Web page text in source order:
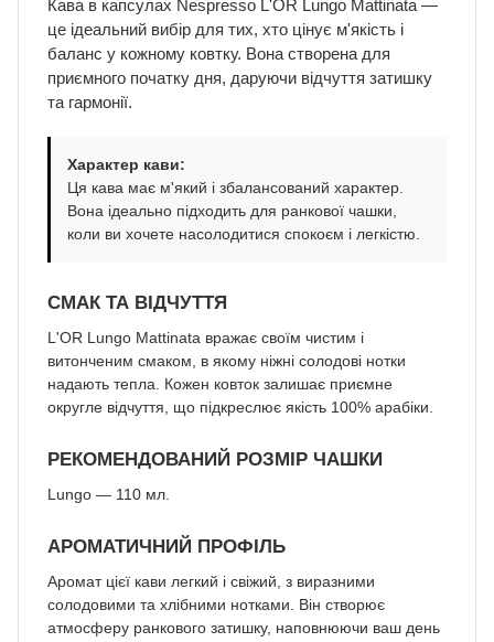
Кава в капсулах Nespresso L'OR Lungo Mattinata —
це ідеальний вибір для тих, хто цінує м'якість і
баланс у кожному ковтку. Вона створена для
приємного початку дня, даруючи відчуття затишку
та гармонії.
Характер кави:
Ця кава має м'який і збалансований характер.
Вона ідеально підходить для ранкової чашки,
коли ви хочете насолодитися спокоєм і легкістю.
СМАК ТА ВІДЧУТТЯ
L'OR Lungo Mattinata вражає своїм чистим і
витонченим смаком, в якому ніжні солодові нотки
надають тепла. Кожен ковток залишає приємне
округле відчуття, що підкреслює якість 100% арабіки.
РЕКОМЕНДОВАНИЙ РОЗМІР ЧАШКИ
Lungo — 110 мл.
АРОМАТИЧНИЙ ПРОФІЛЬ
Аромат цієї кави легкий і свіжий, з виразними
солодовими та хлібними нотками. Він створює
атмосферу ранкового затишку, наповнюючи ваш день